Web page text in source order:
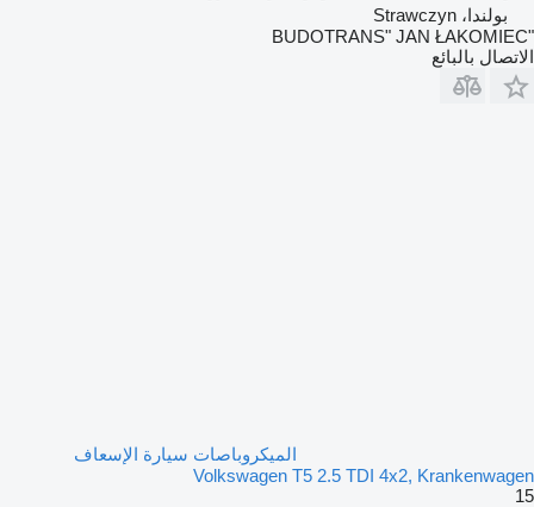
بولندا، Strawczyn
"BUDOTRANS" JAN ŁAKOMIEC
الاتصال بالبائع
الميكروباصات سيارة الإسعاف
Volkswagen T5 2.5 TDI 4x2, Krankenwagen
15